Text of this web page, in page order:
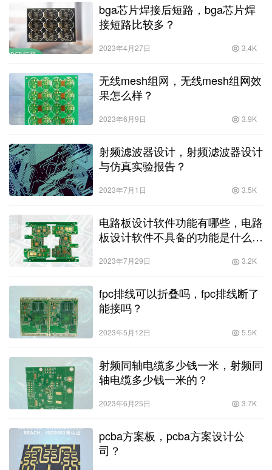
bga芯片焊接后短路，bga芯片焊
接短路比较多？
2023年4月27日 3.4K
无线mesh组网，无线mesh组网效
果怎么样？
2023年6月9日 3.9K
射频滤波器设计，射频滤波器设计
与仿真实验报告？
2023年7月1日 3.5K
电路板设计软件功能有哪些，电路
板设计软件不具备的功能是什么意
2023年7月29日 3.2K
fpc排线可以折叠吗，fpc排线断了
能接吗？
2023年5月12日 5.5K
射频同轴电缆多少钱一米，射频同
轴电缆多少钱一米的？
2023年6月25日 3.7K
pcba方案板，pcba方案设计公
司？